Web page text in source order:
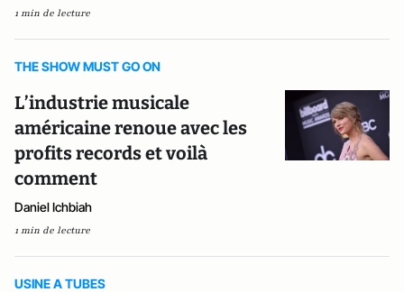
1 min de lecture
THE SHOW MUST GO ON
L’industrie musicale
américaine renoue avec les
profits records et voilà
comment
Daniel Ichbiah
1 min de lecture
USINE A TUBES